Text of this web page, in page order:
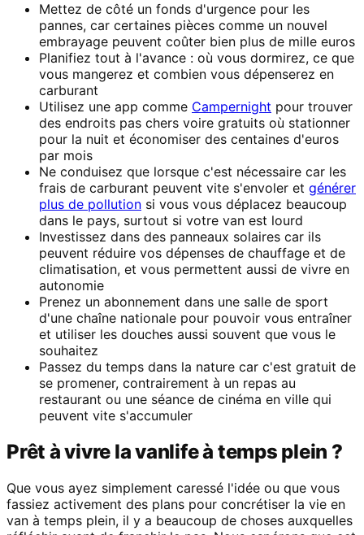
Mettez de côté un fonds d'urgence pour les
pannes, car certaines pièces comme un nouvel
embrayage peuvent coûter bien plus de mille euros
Planifiez tout à l'avance : où vous dormirez, ce que
vous mangerez et combien vous dépenserez en
carburant
Utilisez une app comme Campernight pour trouver
des endroits pas chers voire gratuits où stationner
pour la nuit et économiser des centaines d'euros
par mois
Ne conduisez que lorsque c'est nécessaire car les
frais de carburant peuvent vite s'envoler et générer
plus de pollution si vous vous déplacez beaucoup
dans le pays, surtout si votre van est lourd
Investissez dans des panneaux solaires car ils
peuvent réduire vos dépenses de chauffage et de
climatisation, et vous permettent aussi de vivre en
autonomie
Prenez un abonnement dans une salle de sport
d'une chaîne nationale pour pouvoir vous entraîner
et utiliser les douches aussi souvent que vous le
souhaitez
Passez du temps dans la nature car c'est gratuit de
se promener, contrairement à un repas au
restaurant ou une séance de cinéma en ville qui
peuvent vite s'accumuler
Prêt à vivre la vanlife à temps plein ?
Que vous ayez simplement caressé l'idée ou que vous
fassiez activement des plans pour concrétiser la vie en
van à temps plein, il y a beaucoup de choses auxquelles